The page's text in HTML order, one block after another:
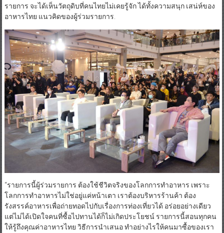
รายการ จะได้เห็นวัตถุดิบที่คนไทยไม่เคยรู้จัก ได้ทั้งความสนุก เสน่ห์ของ
อาหารไทย แนวคิดของผู้ร่วมรายการ.
“รายการนี้ผู้ร่วมรายการ ต้องใช้ชีวิตจริงของโลกการทำอาหาร เพราะ
โลกการทำอาหารไม่ใช่อยู่แค่หน้าเตา เราต้องบริหารร้านค้า ต้อง
รังสรรค์อาหารเพื่อถ่ายทอดไปกับเรื่องการท่องเที่ยวได้ อร่อยอย่างเดียว
แต่ไม่ได้เปิดใจคนที่ซื้อไปทานได้ก็ไม่เกิดประโยชน์ รายการนี้สอนทุกคน
ให้รู้ถึงคุณค่าอาหารไทย วิธีการนำเสนอ ทำอย่างไรให้คนมาซื้อของเรา